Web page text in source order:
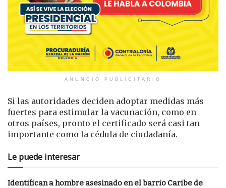
ANUNCIO PUBLICITARIO
Si las autoridades deciden adoptar medidas más
fuertes para estimular la vacunación, como en
otros países, pronto el certificado será casi tan
importante como la cédula de ciudadanía.
Le puede interesar
Identifican a hombre asesinado en el barrio Caribe de